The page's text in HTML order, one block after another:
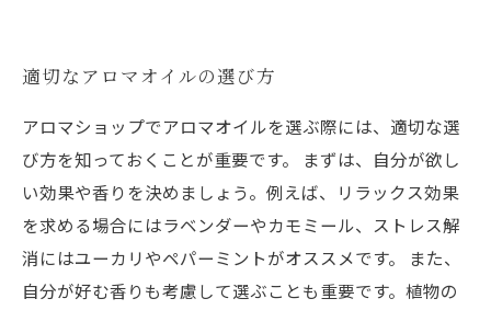
適切なアロマオイルの選び方
アロマショップでアロマオイルを選ぶ際には、適切な選
び方を知っておくことが重要です。 まずは、自分が欲し
い効果や香りを決めましょう。例えば、リラックス効果
を求める場合にはラベンダーやカモミール、ストレス解
消にはユーカリやペパーミントがオススメです。 また、
自分が好む香りも考慮して選ぶことも重要です。植物の